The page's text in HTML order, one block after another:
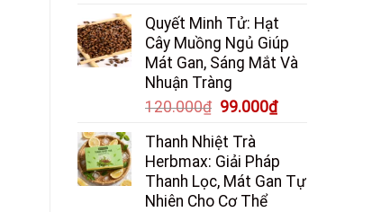
là:
85.000₫.
tại
là:
65.000₫.
Quyết Minh Tử: Hạt
Cây Muồng Ngủ Giúp
Mát Gan, Sáng Mắt Và
Nhuận Tràng
120.000₫ Giá
là:
120.000₫.
99.000₫Giá
là:
99.000₫.
Thanh Nhiệt Trà
Herbmax: Giải Pháp
Thanh Lọc, Mát Gan Tự
Nhiên Cho Cơ Thể